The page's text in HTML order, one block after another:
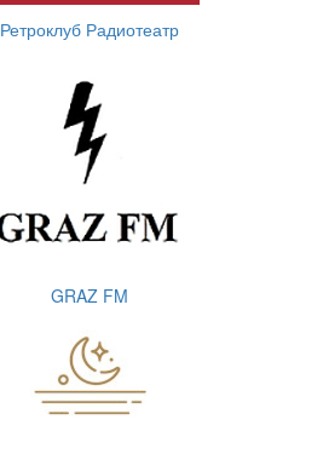
Ретроклуб Радиотеатр
GRAZ FM